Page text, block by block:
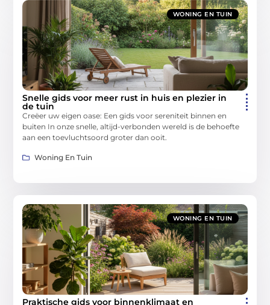
WONING EN TUIN
Snelle gids voor meer rust in huis en plezier in
de tuin
Creëer uw eigen oase: Een gids voor sereniteit binnen en
buiten In onze snelle, altijd-verbonden wereld is de behoefte
aan een toevluchtsoord groter dan ooit.
Woning En Tuin
WONING EN TUIN
Praktische gids voor binnenklimaat en